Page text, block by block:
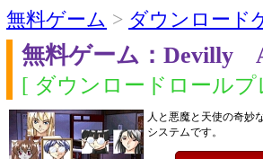
無料ゲーム > ダウンロード
無料ゲーム：Devilly
[ ダウンロードロール
人と悪魔と天使の奇妙
システムです。